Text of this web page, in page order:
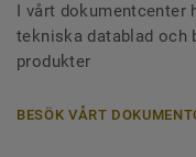
I vårt
tekniska datablad och
produkter
BESÖK VÅRT